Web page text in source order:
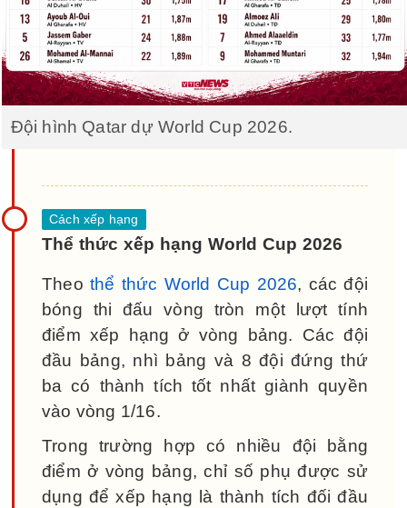
Đội hình Qatar dự World Cup 2026.
Thể thức xếp hạng World Cup 2026
Theo thể thức World Cup 2026, các đội
bóng thi đấu vòng tròn một lượt tính
điểm xếp hạng ở vòng bảng. Các đội
đầu bảng, nhì bảng và 8 đội đứng thứ
ba có thành tích tốt nhất giành quyền
vào vòng 1/16.
Trong trường hợp có nhiều đội bằng
điểm ở vòng bảng, chỉ số phụ được sử
dụng để xếp hạng là thành tích đối đầu